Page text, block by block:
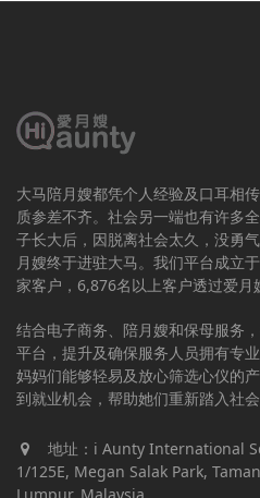
大马陪月嫂都凭个人经验及口耳相
质参差不齐。社会另一端也有许多
子长大后，因脱离社会太久，没勇
月嫂终于进驻大马。我们平台成立
家客户，6,876名以上客户透过爱月
结合电子商务、陪月嫂和保母服务
平台，提升及确保服务人员拥有专
妈妈们能够轻易及放心筛选心仪的
到就业机会，帮助她们重新踏入社会
地址：i Aunty International
1/125E, Megan Salak Park,